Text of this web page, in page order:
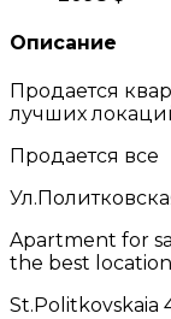
Описание
Продается
лучших
Продается все
Apartment for
the best
St.Politkovskaia